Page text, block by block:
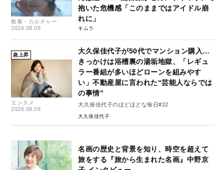
教養・カルチャー
2026.08.08
抱いた危機感「このままではアイドル崩
れに」
キムラ
急上昇
エンタメ
2026.08.08
大久保佳代子が50代でマンション購入…
きっかけは浴槽裏の湯垢地獄、「レギュ
ラー番組が多いほどローンを組みやす
い」不動産屋に言われた“芸能人ならでは
の事情”
大久保佳代子のほどほどな毎日#22
大久保佳代子
名画の歴史と背景を知り、時空を超えて
旅をする『旅から生まれた名画』中野京